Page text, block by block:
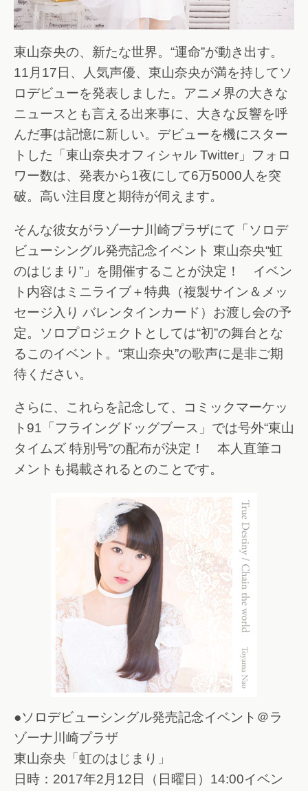
東山奈央の、新たな世界。“運命”が動き出す。
11月17日、人気声優、東山奈央が満を持してソ
ロデビューを発表しました。アニメ界の大きな
ニュースとも言える出来事に、大きな反響を呼
んだ事は記憶に新しい。デビューを機にスター
トした「東山奈央オフィシャル Twitter」フォロ
ワー数は、発表から1夜にして6万5000人を突
破。高い注目度と期待が伺えます。
そんな彼女がラゾーナ川崎プラザにて「ソロデ
ビューシングル発売記念イベント 東山奈央“虹
のはじまり”」を開催することが決定！ イベン
ト内容はミニライブ＋特典（複製サイン＆メッ
セージ入り バレンタインカード）お渡し会の予
定。ソロプロジェクトとしては“初”の舞台とな
るこのイベント。“東山奈央”の歌声に是非ご期
待ください。
さらに、これらを記念して、コミックマーケッ
ト91「フライングドッグブース」では号外“東山
タイムズ 特別号”の配布が決定！ 本人直筆コ
メントも掲載されるとのことです。
●ソロデビューシングル発売記念イベント＠ラ
ゾーナ川崎プラザ
東山奈央「虹のはじまり」
日時：2017年2月12日（日曜日）14:00イベン